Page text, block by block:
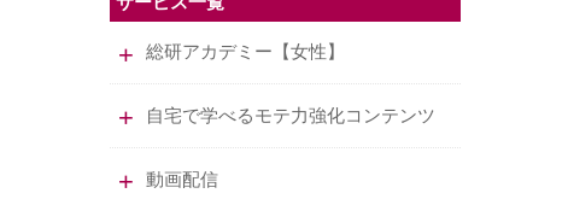
総研アカデミー【女性】
自宅で学べるモテ力強化コンテンツ
動画配信